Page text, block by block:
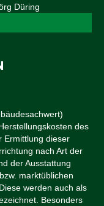
des
Ermittlung dieser
nach Art der
der Ausstattung
marktüblichen
werden auch als
Besonders